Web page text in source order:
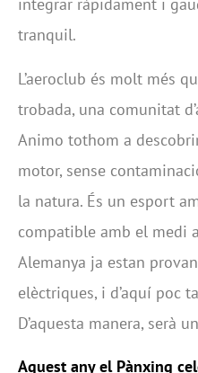
integrar ràpidament i
tranquil.
L’aeroclub és molt més
trobada, una comunitat
Animo tothom a
motor, sense
la natura. És un esport
compatible amb el medi
Alemanya ja estan
elèctriques, i d’aquí poc
D’aquesta manera, serà
Aquest any el Pànxing